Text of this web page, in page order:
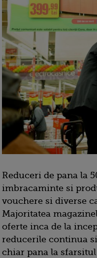
Reduceri de pana la
imbracaminte si
vouchere si diverse
Majoritatea
oferte inca de la
reducerile continua
chiar pana la